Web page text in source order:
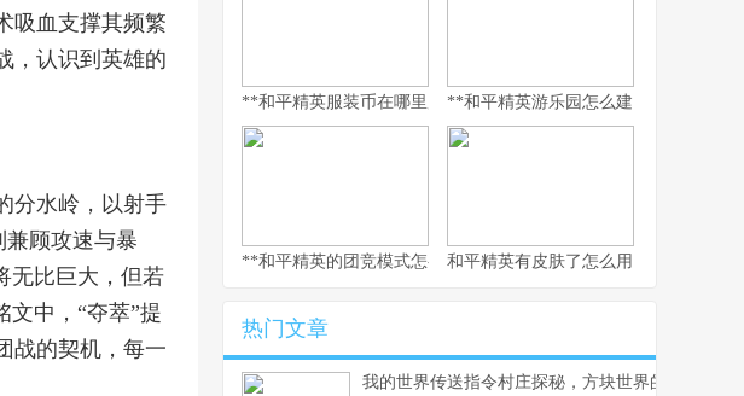
吸血支撑其频繁
，认识到英雄的
分水岭，以射手
兼顾攻速与暴
无比巨大，但若
文中，“夺萃”提
战的契机，每一
**和平精英服装币在哪里用，老兵的时尚购物指南，副标题，揭秘
**和平精英游乐园怎么建：从虚拟战场
**和平精英的团竞模式怎么换枪，副标题为短兵相接的武器博弈智
和平精英有皮肤了怎么用，从仓库到战
热门文章
我的世界传送指令村庄探秘，方块世界的瞬间移